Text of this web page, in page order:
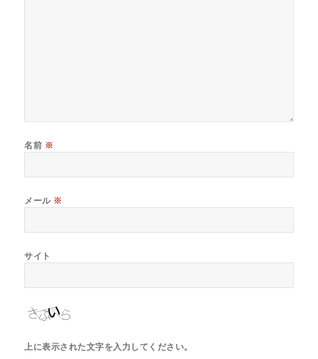
名前 ※
メール ※
サイト
上に表示された文字を入力してください。